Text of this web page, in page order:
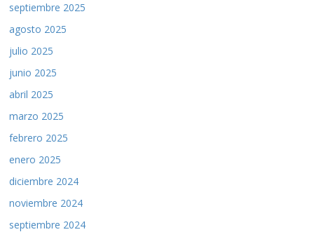
septiembre 2025
agosto 2025
julio 2025
junio 2025
abril 2025
marzo 2025
febrero 2025
enero 2025
diciembre 2024
noviembre 2024
septiembre 2024